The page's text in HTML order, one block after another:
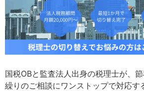
国税OBと監査法人出身の税理士が、
繰りのご相談にワンストップで対応す